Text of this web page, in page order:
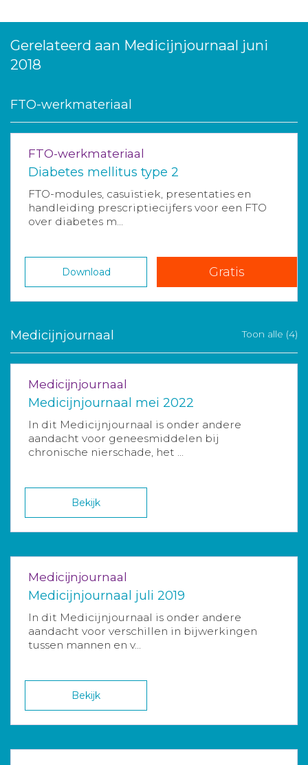
Gerelateerd aan Medicijnjournaal juni
2018
FTO-werkmateriaal
FTO-werkmateriaal
Diabetes mellitus type 2
FTO-modules, casuïstiek, presentaties en
handleiding prescriptiecijfers voor een FTO
over diabetes m...
Download Gratis
Medicijnjournaal Toon alle (4)
Medicijnjournaal
Medicijnjournaal mei 2022
In dit Medicijnjournaal is onder andere
aandacht voor geneesmiddelen bij
chronische nierschade, het ...
Bekijk
Medicijnjournaal
Medicijnjournaal juli 2019
In dit Medicijnjournaal is onder andere
aandacht voor verschillen in bijwerkingen
tussen mannen en v...
Bekijk